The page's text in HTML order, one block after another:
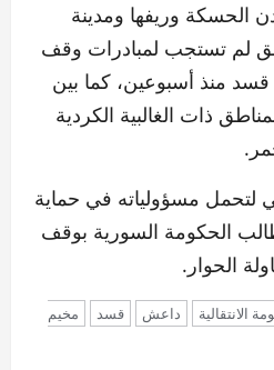
الحسكة وريفها ومدينة
لم تستجب لمبادرات وقف
قسد منذ أسبوعين، كما بين
ذات الغالبية الكردية
لتحمل مسؤولياته في حماية
الحكومة السورية بوقف
الحوار.
الانتقالية داعش قسد
مخيم